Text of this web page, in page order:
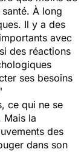
À long
Il y a des
avec
des réactions
ses besoins
ce qui ne se
Mais la
des
dans son